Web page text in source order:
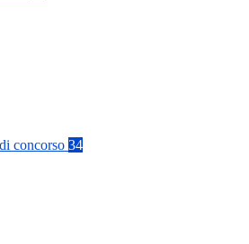
concorso 34